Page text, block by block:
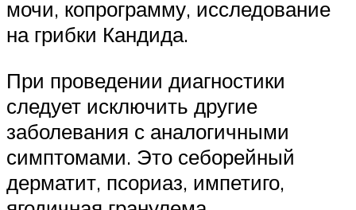
мочи, копрограмму, исследование
на грибки Кандида.
При проведении диагностики
следует исключить другие
заболевания с аналогичными
симптомами. Это себорейный
дерматит, псориаз, импетиго,